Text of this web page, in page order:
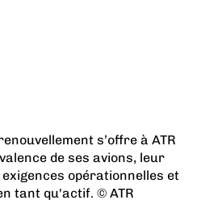
s’offre à ATR
de ses avions, leur
opérationnelles et
tant qu'actif. © ATR